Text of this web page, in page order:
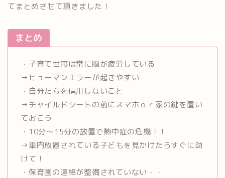
てまとめさせて頂きました！
まとめ
・子育て世帯は常に脳が疲労している
→ヒューマンエラーが起きやすい
・自分たちを信用しないこと
→チャイルドシートの前にスマホｏｒ家の鍵を置い
ておこう
・10分〜15分の放置で熱中症の危機！！
→車内放置されている子どもを見かけたらすぐに助
けて！
・保育園の連絡が整備されていない・・